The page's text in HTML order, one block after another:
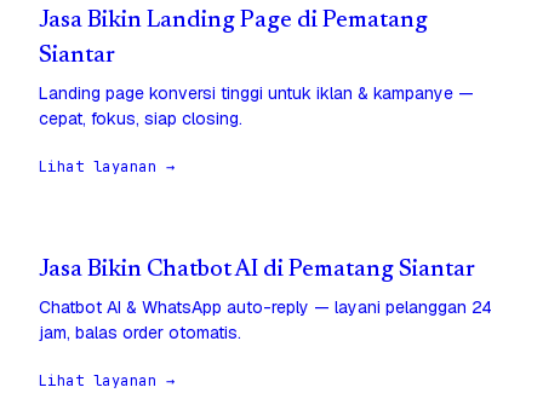
Jasa Bikin Landing Page di Pematang
Siantar
Landing page konversi tinggi untuk iklan & kampanye —
cepat, fokus, siap closing.
Lihat layanan →
Jasa Bikin Chatbot AI di Pematang Siantar
Chatbot AI & WhatsApp auto-reply — layani pelanggan 24
jam, balas order otomatis.
Lihat layanan →